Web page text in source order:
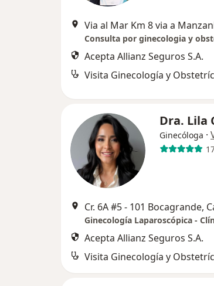
Consulta por ginecologia y
Acepta Allianz Seguros S.A.
Visita Ginecología y
Dra. Lila
Ginecóloga ·
Ginecología Laparoscópica -
Acepta Allianz Seguros S.A.
Visita Ginecología y